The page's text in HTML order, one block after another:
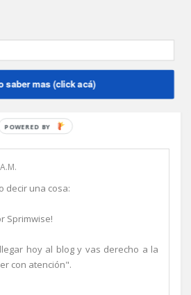
y cuando quieras charlamos del
decir una cosa:
Sprimwise!
hoy al blog y vas derecho a la
con atención".
saber mas (click acá)
POWERED BY